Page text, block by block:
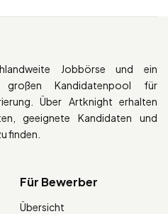
Jobbörse und ein
Kandidatenpool für
Über Artknight erhalten
geeignete Kandidaten und
finden.
Für Bewerber
Übersicht